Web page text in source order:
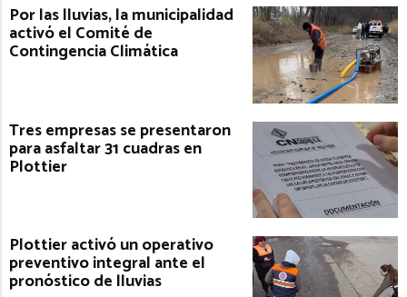
Por las lluvias, la municipalidad
activó el Comité de
Contingencia Climática
Tres empresas se presentaron
para asfaltar 31 cuadras en
Plottier
Plottier activó un operativo
preventivo integral ante el
pronóstico de lluvias